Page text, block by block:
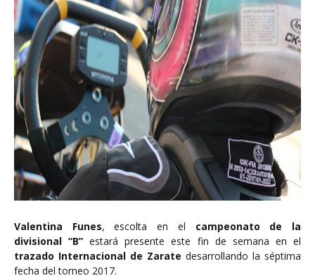
Valentina Funes, escolta en el campeonato de la
divisional “B”estará presente este fin de semana en el
trazado Internacional de Zarate desarrollando la séptima
fecha del torneo 2017.